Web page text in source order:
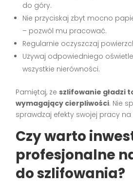
do góry.
Nie przyciskaj zbyt mocno
– pozwól mu pracować.
Regularnie oczyszczaj
Używaj odpowiedniego
wszystkie nierówności.
Pamiętaj, że szlifowanie gładzi
wymagający cierpliwości. Nie
sprawdzaj efekty swojej pracy
Czy warto
profesjonalne
do szlifowania?